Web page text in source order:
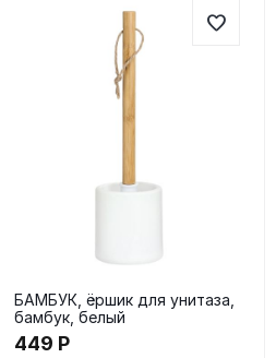
БАМБУК, ёршик для унитаза,
бамбук, белый
449 Р